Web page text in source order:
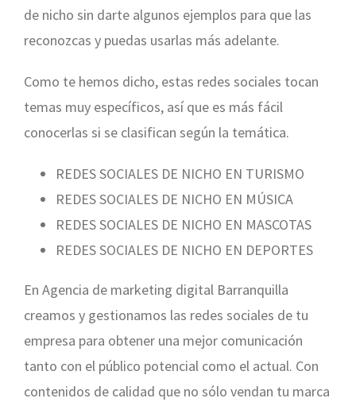
de nicho sin darte algunos ejemplos para que las
reconozcas y puedas usarlas más adelante.
Como te hemos dicho, estas redes sociales tocan
temas muy específicos, así que es más fácil
conocerlas si se clasifican según la temática.
REDES SOCIALES DE NICHO EN TURISMO
REDES SOCIALES DE NICHO EN MÚSICA
REDES SOCIALES DE NICHO EN MASCOTAS
REDES SOCIALES DE NICHO EN DEPORTES
En Agencia de marketing digital Barranquilla
creamos y gestionamos las redes sociales de tu
empresa para obtener una mejor comunicación
tanto con el público potencial como el actual. Con
contenidos de calidad que no sólo vendan tu marca